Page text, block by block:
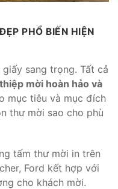
PHỔ BIẾN HIỆN
sang trọng. Tất cả
mời hoàn hảo và
mục tiêu và mục đích
thư mời sao cho phù
tấm thư mời in trên
Ford kết hợp với
cho khách mời.